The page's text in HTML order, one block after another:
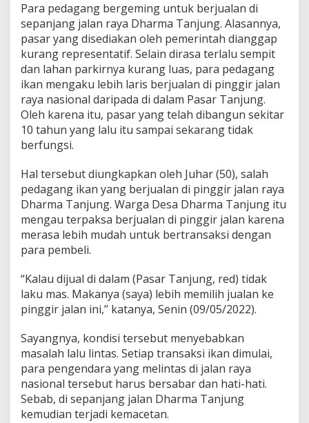
Para pedagang bergeming untuk berjualan di
sepanjang jalan raya Dharma Tanjung. Alasannya,
pasar yang disediakan oleh pemerintah dianggap
kurang representatif. Selain dirasa terlalu sempit
dan lahan parkirnya kurang luas, para pedagang
ikan mengaku lebih laris berjualan di pinggir jalan
raya nasional daripada di dalam Pasar Tanjung.
Oleh karena itu, pasar yang telah dibangun sekitar
10 tahun yang lalu itu sampai sekarang tidak
berfungsi.
Hal tersebut diungkapkan oleh Juhar (50), salah
pedagang ikan yang berjualan di pinggir jalan raya
Dharma Tanjung. Warga Desa Dharma Tanjung itu
mengau terpaksa berjualan di pinggir jalan karena
merasa lebih mudah untuk bertransaksi dengan
para pembeli.
“Kalau dijual di dalam (Pasar Tanjung, red) tidak
laku mas. Makanya (saya) lebih memilih jualan ke
pinggir jalan ini,’’ katanya, Senin (09/05/2022).
Sayangnya, kondisi tersebut menyebabkan
masalah lalu lintas. Setiap transaksi ikan dimulai,
para pengendara yang melintas di jalan raya
nasional tersebut harus bersabar dan hati-hati.
Sebab, di sepanjang jalan Dharma Tanjung
kemudian terjadi kemacetan.